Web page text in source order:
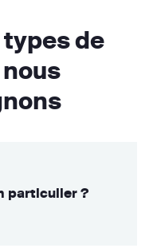
de
particulier ?